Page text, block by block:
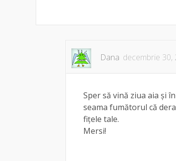
Dana decembrie 30,
Sper să vină ziua aia și
seama fumătorul că
fițele tale.
Mersi!